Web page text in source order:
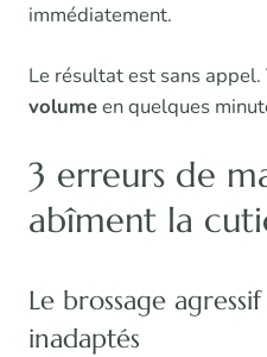
immédiatement.
Le résultat est sans appel.
volumeen quelques
3 erreurs de
abîment la
Le brossage
inadaptés